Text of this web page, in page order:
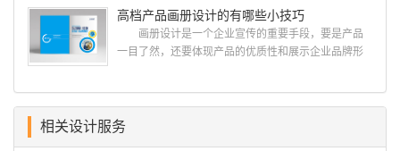
广的专业...
司，怎么制作高级企业画册?高级画册设计公司 如
何选择高级画册设计公司 首先是员工的能力是否
过硬。这包括调研人员观察捕捉信息、与企业顺利沟
练掌握制作软件，深谙画册设...
高档产品画册设计的有哪些小技巧
画册设计是一个企业宣传的重要手段，要是产品
一目了然，还要体现产品的优质性和展示企业品牌形
产品画册设计要注重企业文化，引起客户关注 现
在企业都在使用产品画册来进行市场宣传，高档产品
相关设计服务